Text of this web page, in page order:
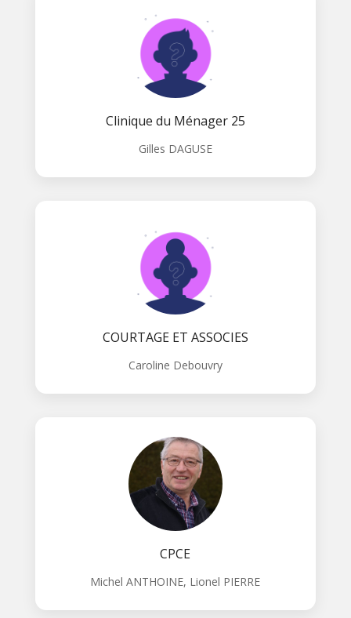
Clinique du Ménager 25
Gilles DAGUSE
COURTAGE ET ASSOCIES
Caroline Debouvry
CPCE
Michel ANTHOINE, Lionel PIERRE